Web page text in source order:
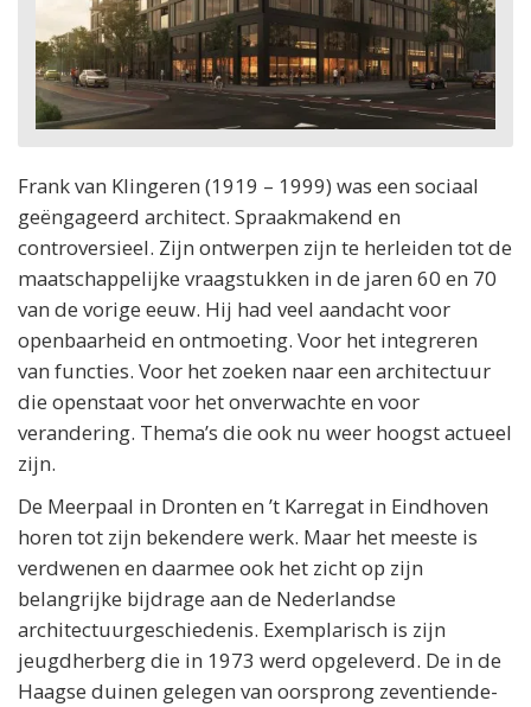
Frank van Klingeren (1919 – 1999) was een sociaal
geëngageerd architect. Spraakmakend en
controversieel. Zijn ontwerpen zijn te herleiden tot de
maatschappelijke vraagstukken in de jaren 60 en 70
van de vorige eeuw. Hij had veel aandacht voor
openbaarheid en ontmoeting. Voor het integreren
van functies. Voor het zoeken naar een architectuur
die openstaat voor het onverwachte en voor
verandering. Thema’s die ook nu weer hoogst actueel
zijn.
De Meerpaal in Dronten en ’t Karregat in Eindhoven
horen tot zijn bekendere werk. Maar het meeste is
verdwenen en daarmee ook het zicht op zijn
belangrijke bijdrage aan de Nederlandse
architectuurgeschiedenis. Exemplarisch is zijn
jeugdherberg die in 1973 werd opgeleverd. De in de
Haagse duinen gelegen van oorsprong zeventiende-